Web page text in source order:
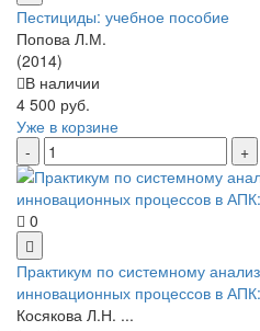
Пестициды: учебное пособие
Попова Л.М.
(2014)
В наличии
4 500 руб.
Уже в корзине
0
Практикум по системному
инновационных процессов в
Косякова Л.Н. ...